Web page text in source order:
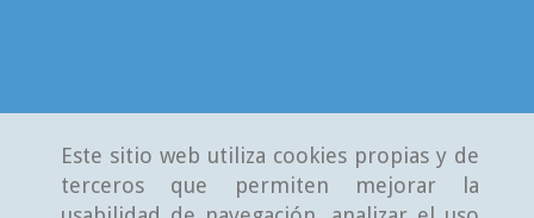
Este sitio web utiliza cookies propias y de
terceros que permiten mejorar la